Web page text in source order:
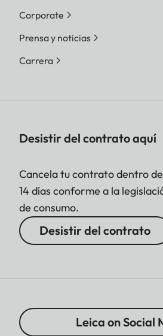
Corporate
Prensa y noticias
Carrera
Desistir del contrato aquí
Cancela tu contrato dentro
14 días conforme a la
de consumo.
Desistir del contrato
Leica on Social